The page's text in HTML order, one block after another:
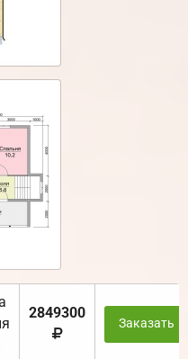
2849300
Заказать